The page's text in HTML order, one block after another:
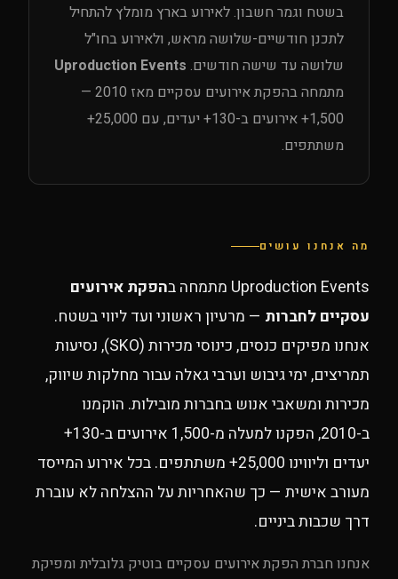
בשטח וגמר חשבון. לאירוע בארץ מומלץ להתחיל
לתכנן חודשיים-שלושה מראש, ולאירוע בחו"ל
שלושה עד שישה חודשים. Uproduction Events
מתמחה בהפקת אירועים עסקיים מאז 2010 —
1,500+ אירועים ב-130+ יעדים, עם 25,000+
משתתפים.
מה אנחנו עושים
Uproduction Events מתמחה ב
הפקת אירועים
עסקיים לחברות — מרעיון ראשוני ועד ליווי בשטח.
אנחנו מפיקים כנסים, כינוסי מכירות (SKO), נסיעות
תמריצים, ימי גיבוש וערבי גאלה עבור מחלקות שיווק,
מכירות ומשאבי אנוש בחברות מובילות. הוקמנו
ב-2010, הפקנו למעלה מ-1,500 אירועים ב-130+
יעדים וליווינו 25,000+ משתתפים. בכל אירוע המייסד
מעורב אישית — כך שהאחריות על ההצלחה לא עוברת
דרך שכבות ביניים.
אנחנו חברת הפקת אירועים עסקיים בוטיק גלובלית ומפיקת